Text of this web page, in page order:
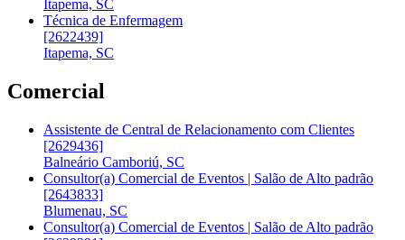
Itapema, SC
Técnica de Enfermagem
[2622439]
Itapema, SC
Comercial
Assistente de Central de Relacionamento com Clientes
[2629436]
Balneário Camboriú, SC
Consultor(a) Comercial de Eventos | Salão de Alto padrão
[2643833]
Blumenau, SC
Consultor(a) Comercial de Eventos | Salão de Alto padrão